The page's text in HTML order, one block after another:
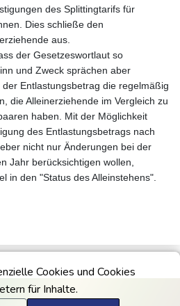
Cookies und Cookies
für Inhalte.
des Splittingtarifs für
Dies schließe den
aus.
der Gesetzeswortlaut so
und Zweck sprächen aber
Entlastungsbetrag die regelmäßig
die Alleinerziehende im Vergleich zu
haben. Mit der Möglichkeit
des Entlastungsbetrags nach
nicht nur Änderungen bei der
Jahr berücksichtigen wollen,
in den "Status des Alleinstehens".